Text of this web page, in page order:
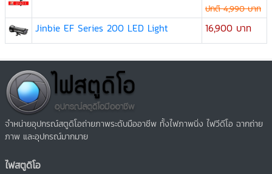
ปกติ 4,990 บาท
Jinbie EF Series 200 LED Light 16,900 บาท
จำหน่ายอุปกรณ์สตูดิโอถ่ายภาพระดับมืออาชีพ ทั้งไฟภาพนิ่ง ไฟวีดีโอ ฉากถ่าย
ภาพ และอุปกรณ์มากมาย
ไฟสตูดิโอ